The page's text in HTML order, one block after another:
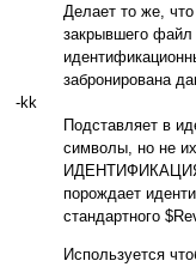
Делает то же,
закрывшего файл
забронирована
-kk
Подставляет в
символы, но не
порождает
стандартного
Используется